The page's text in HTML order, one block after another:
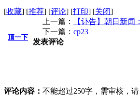
[收藏] [推荐] [评论] [打印] [关闭]
顶一下
上一篇：
【讣告】朝日新
下一篇： cp23
发表评论
评论内容： 不能超过250字，需审核，